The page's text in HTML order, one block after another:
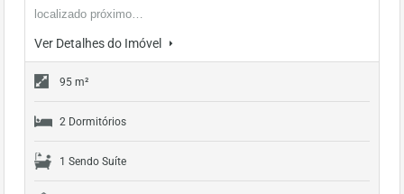
localizado próximo…
Ver Detalhes do Imóvel
95 m²
2 Dormitórios
1 Sendo Suíte